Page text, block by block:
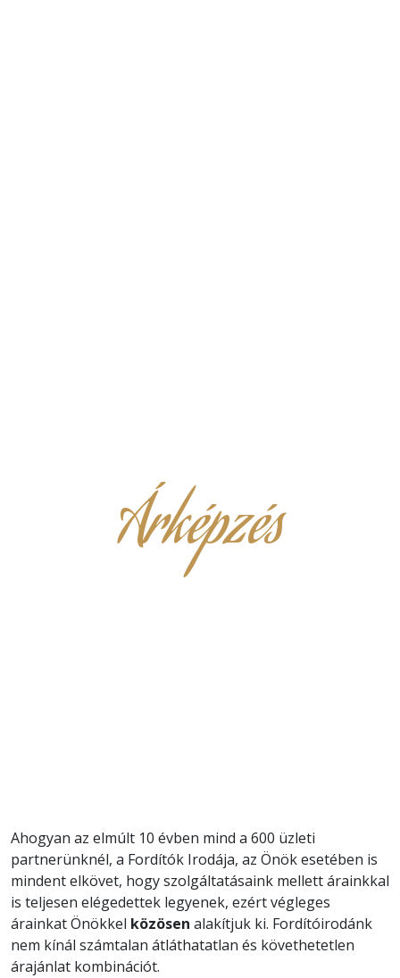
Árképzés
Ahogyan az elmúlt 10 évben mind a 600 üzleti
partnerünknél, a Fordítók Irodája, az Önök esetében is
mindent elkövet, hogy szolgáltatásaink mellett árainkkal
is teljesen elégedettek legyenek, ezért végleges
árainkat Önökkel közösen alakítjuk ki. Fordítóirodánk
nem kínál számtalan átláthatatlan és követhetetlen
árajánlat kombinációt.